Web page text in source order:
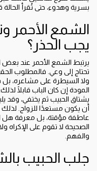
بسرية وهدوء، حتى تُقرأ
الشمع الأحمر
يجب الحذر؟
يرتبط الشمع الأحمر عند بعض
تحتاج إلى وعي. فالمطلوب
ولا السيطرة على مشاعره،
المودة إن كان الباب قابلًا
يشتاق الحبيب ثم يختفي، وقد
أن يكون مستعدًا للزواج.
عاطفة مؤقتة، بل معرفة هل
الصحيحة لا تقوم على الإكراه
والفهم.
جلب الحبيب